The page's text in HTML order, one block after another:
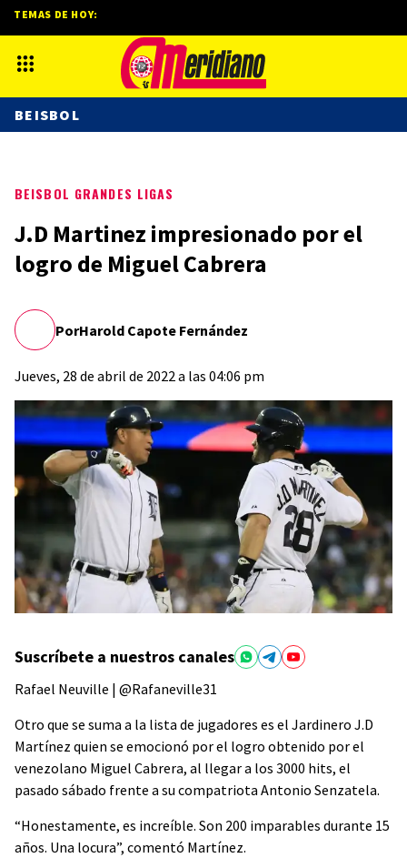
BEISBOL GRANDES LIGAS
J.D Martinez impresionado por el
logro de Miguel Cabrera
PorHarold Capote Fernández
Jueves, 28 de abril de 2022 a las 04:06 pm
Suscríbete a nuestros canales
Rafael Neuville | @Rafaneville31
Otro que se suma a la lista de jugadores es el Jardinero J.D
Martínez quien se emocionó por el logro obtenido por el
venezolano Miguel Cabrera, al llegar a los 3000 hits, el
pasado sábado frente a su compatriota Antonio Senzatela.
“Honestamente, es increíble. Son 200 imparables durante 15
años. Una locura”, comentó Martínez.
TEMAS DE HOY:
BEISBOL